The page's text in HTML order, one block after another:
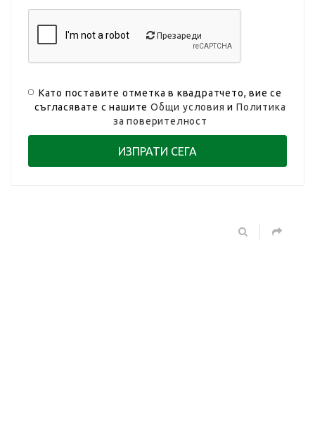
Презареди
Като поставите отметка в квадратчето, вие се
съгласявате с нашитеОбщи условия иПолитика
за поверителност